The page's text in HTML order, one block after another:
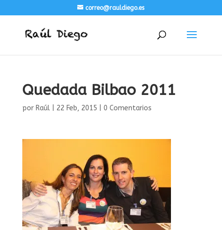
correo@rauldiego.es
Quedada Bilbao 2011
por Raúl| 22 Feb, 2015 0 Comentarios